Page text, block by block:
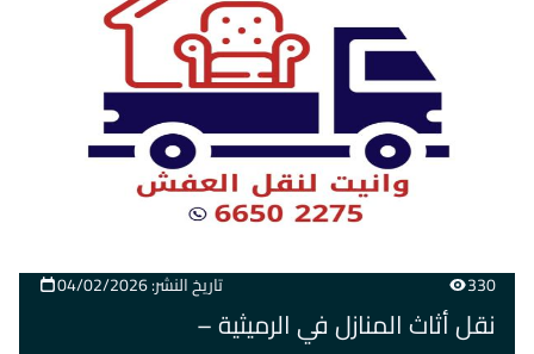
330 تاريخ النشر: 04/02/2026
نقل أثاث المنازل في الرميثية –